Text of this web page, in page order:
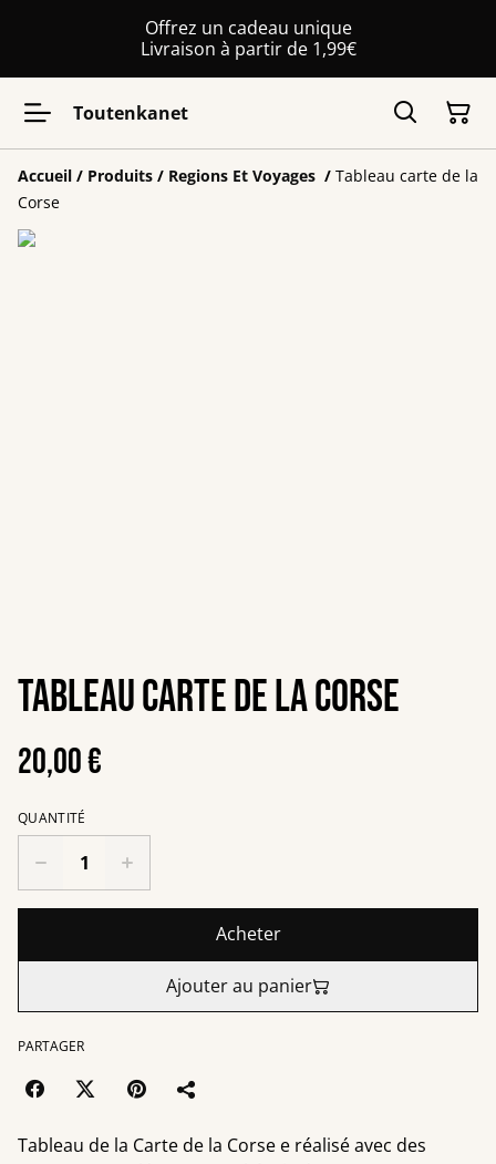
Offrez un cadeau unique
Livraison à partir de 1,99€
Toutenkanet
Accueil / Produits / Regions Et Voyages / Tableau carte de la
Corse
Tableau carte de la Corse
20,00 €
QUANTITÉ
Acheter
Ajouter au panier
PARTAGER
Tableau de la Carte de la Corse e réalisé avec des